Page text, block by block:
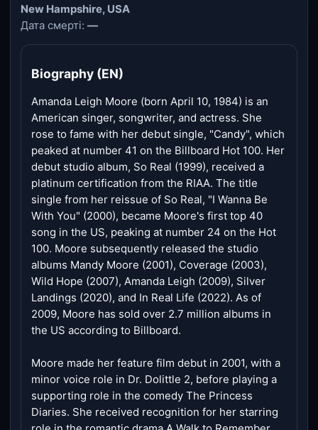
New Hampshire, USA
Дата смерті: —
Biography (EN)
Amanda Leigh Moore (born April 10, 1984) is an
American singer, songwriter, and actress. She
rose to fame with her debut single, "Candy", which
peaked at number 41 on the Billboard Hot 100. Her
debut studio album, So Real (1999), received a
platinum certification from the RIAA. The title
single from her reissue of So Real, "I Wanna Be
With You" (2000), became Moore's first top 40
song in the US, peaking at number 24 on the Hot
100. Moore subsequently released the studio
albums Mandy Moore (2001), Coverage (2003),
Wild Hope (2007), Amanda Leigh (2009), Silver
Landings (2020), and In Real Life (2022). As of
2009, Moore has sold over 2.7 million albums in
the US according to Billboard.
Moore made her feature film debut in 2001, with a
minor voice role in Dr. Dolittle 2, before playing a
supporting role in the comedy The Princess
Diaries. She received recognition for her starring